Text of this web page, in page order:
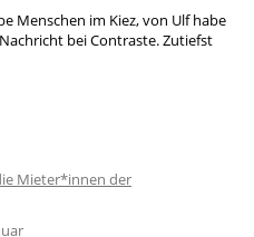
Menschen im Kiez, von Ulf habe
bei Contraste. Zutiefst
Mieter*innen der